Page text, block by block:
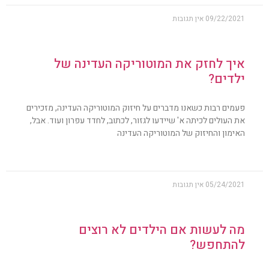
09/22/2021 אין תגובות
איך לחזק את המוטוריקה העדינה של
ילדים?
פעמים רבות כשאנו מדברים על חיזוק המוטוריקה העדינה, מזכירים
את העולים לכיתה א' שיידעו לגזור, לכתוב, לחדד עפרון ועוד. אבל,
האימון והחיזוק של המוטוריקה העדינה
05/24/2021 אין תגובות
מה לעשות אם הילדים לא רוצים
להתחפש?